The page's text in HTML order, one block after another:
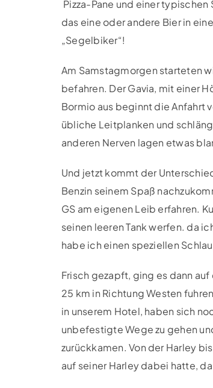
Pizza-Pane und einer
das eine oder andere Bier in
„Segelbiker“!
Am Samstagmorgen starteten
befahren. Der Gavia, mit einer
Bormio aus beginnt die Anfahrt
übliche Leitplanken und
anderen Nerven lagen etwas
Und jetzt kommt der
Benzin seinem Spaß
GS am eigenen Leib erfahren.
seinen leeren Tank werfen. da
habe ich einen speziellen
Frisch gezapft, ging es dann
25 km in Richtung Westen
in unserem Hotel, haben sich
unbefestigte Wege zu gehen
zurückkamen. Von der Harley
auf seiner Harley dabei hatte,